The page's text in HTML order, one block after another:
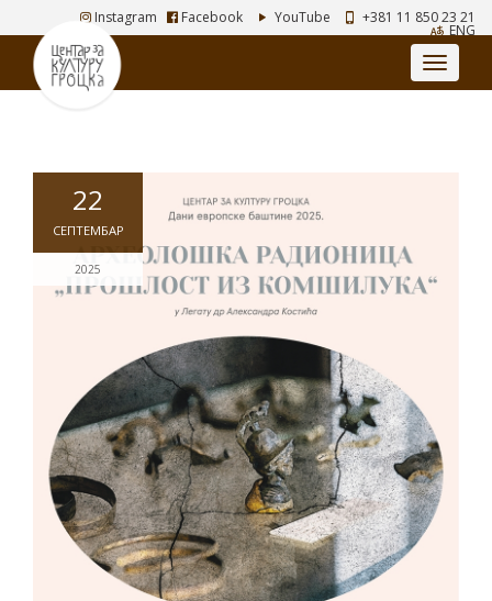
Instagram Facebook YouTube +381 11 850 23 21
ENG
22
СЕПТЕМБАР
2025